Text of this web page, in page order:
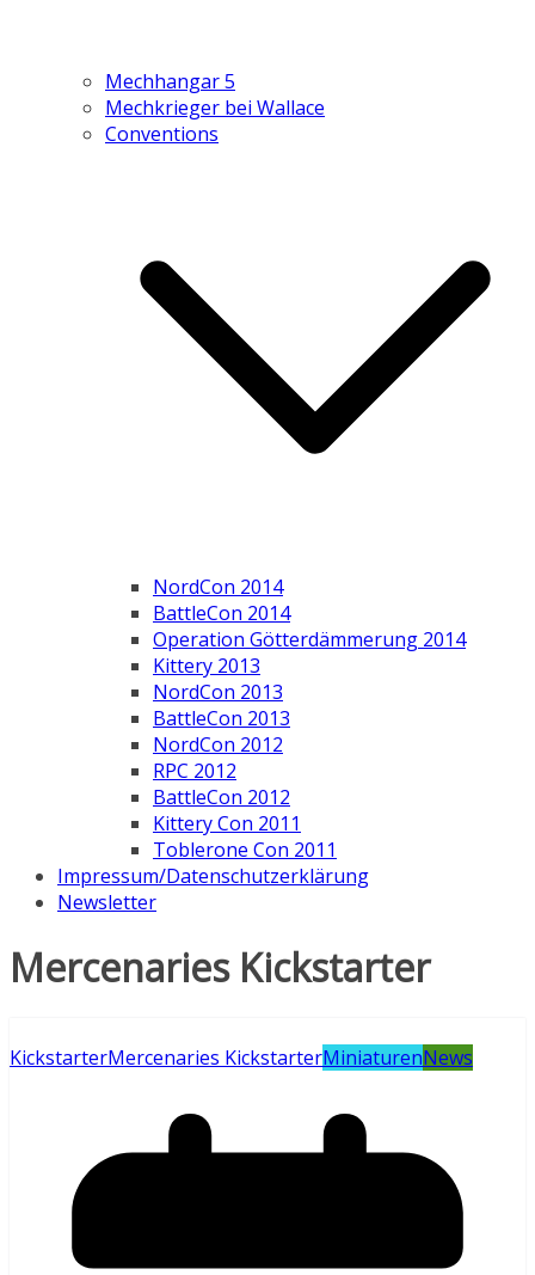
Mechhangar 5
Mechkrieger bei Wallace
Conventions
NordCon 2014
BattleCon 2014
Operation Götterdämmerung 2014
Kittery 2013
NordCon 2013
BattleCon 2013
NordCon 2012
RPC 2012
BattleCon 2012
Kittery Con 2011
Toblerone Con 2011
Impressum/Datenschutzerklärung
Newsletter
Mercenaries Kickstarter
KickstarterMercenaries KickstarterMiniaturenNews